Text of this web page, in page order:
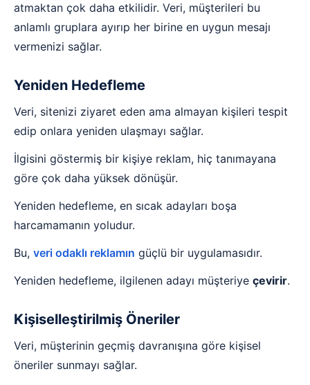
atmaktan çok daha etkilidir. Veri, müşterileri bu
anlamlı gruplara ayırıp her birine en uygun mesajı
vermenizi sağlar.
Yeniden Hedefleme
Veri, sitenizi ziyaret eden ama almayan kişileri tespit
edip onlara yeniden ulaşmayı sağlar.
İlgisini göstermiş bir kişiye reklam, hiç tanımayana
göre çok daha yüksek dönüşür.
Yeniden hedefleme, en sıcak adayları boşa
harcamamanın yoludur.
Bu, veri odaklı reklamın güçlü bir uygulamasıdır.
Yeniden hedefleme, ilgilenen adayı müşteriye çevirir.
Kişiselleştirilmiş Öneriler
Veri, müşterinin geçmiş davranışına göre kişisel
öneriler sunmayı sağlar.